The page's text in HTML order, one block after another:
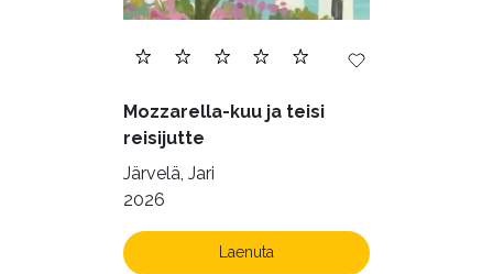
Mozzarella-kuu ja teisi
reisijutte
Järvelä, Jari
2026
Laenuta